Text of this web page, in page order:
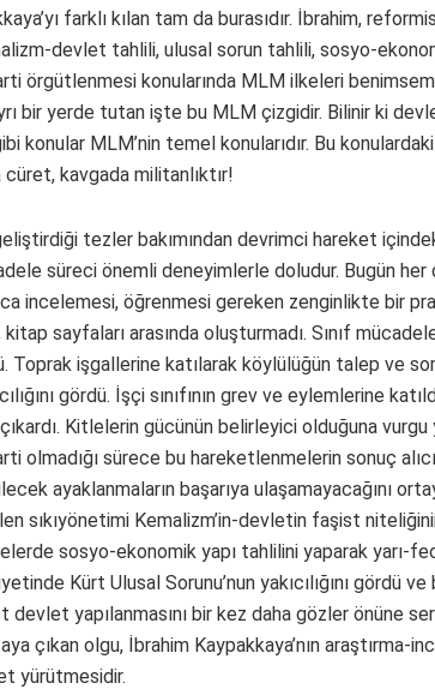
farklı kılan tam da burasıdır. İbrahim,
devlet tahlili, ulusal sorun tahlili, sosyo-
örgütlenmesi konularında MLM ilkeleri
bir yerde tutan işte bu MLM çizgidir. Bilinir ki
konular MLM’nin temel konularıdır. Bu
kavgada militanlıktır!
tezler bakımından devrimci hareket
süreci önemli deneyimlerle doludur. Bugün her
incelemesi, öğrenmesi gereken zenginlikte bir
kitap sayfaları arasında oluşturmadı. Sınıf
Toprak işgallerine katılarak köylülüğün talep ve
gördü. İşçi sınıfının grev ve eylemlerine
Kitlelerin gücünün belirleyici olduğuna
olmadığı sürece bu hareketlenmelerin sonuç alıcı
ayaklanmaların başarıya ulaşamayacağını
sıkıyönetimi Kemalizm’in-devletin faşist
sosyo-ekonomik yapı tahlilini yaparak yarı-
Kürt Ulusal Sorunu’nun yakıcılığını gördü
devlet yapılanmasını bir kez daha gözler önüne
çıkan olgu, İbrahim Kaypakkaya’nın
yürütmesidir.